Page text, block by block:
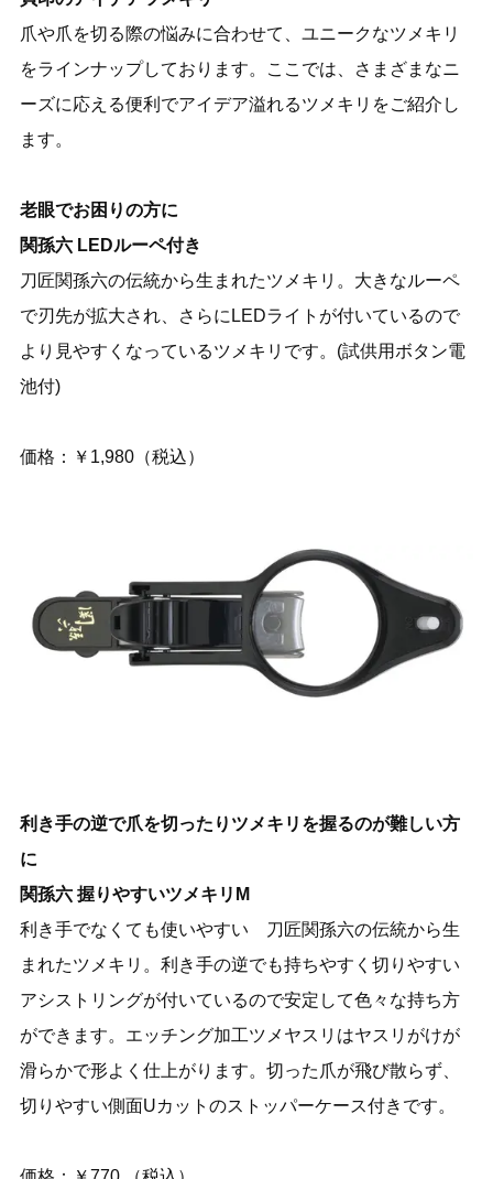
爪や爪を切る際の悩みに合わせて、ユニークなツメキリ
をラインナップしております。ここでは、さまざまなニ
ーズに応える便利でアイデア溢れるツメキリをご紹介し
ます。
老眼でお困りの方に
関孫六 LEDルーペ付き
刀匠関孫六の伝統から生まれたツメキリ。大きなルーペ
で刃先が拡大され、さらにLEDライトが付いているので
より見やすくなっているツメキリです。(試供用ボタン電
池付)
価格：￥1,980（税込）
利き手の逆で爪を切ったりツメキリを握るのが難しい方
に
関孫六 握りやすいツメキリM
利き手でなくても使いやすい 刀匠関孫六の伝統から生
まれたツメキリ。利き手の逆でも持ちやすく切りやすい
アシストリングが付いているので安定して色々な持ち方
ができます。エッチング加工ツメヤスリはヤスリがけが
滑らかで形よく仕上がります。切った爪が飛び散らず、
切りやすい側面Uカットのストッパーケース付きです。